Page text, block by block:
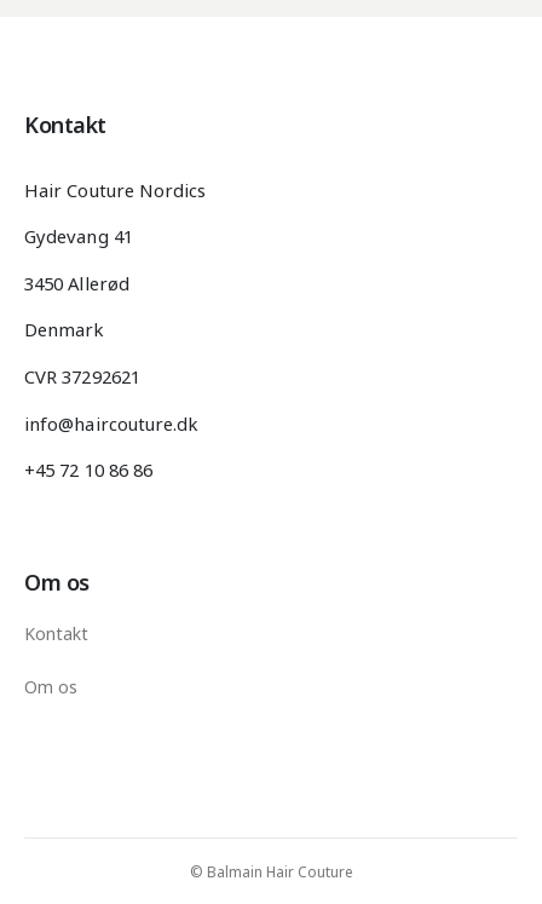
Kontakt
Hair Couture Nordics
Gydevang 41
3450 Allerød
Denmark
CVR 37292621
info@haircouture.dk
+45 72 10 86 86
Om os
Kontakt
Om os
© Balmain Hair Couture